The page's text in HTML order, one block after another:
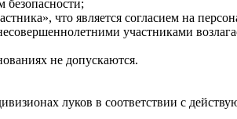
что является согласием на
участниками
не допускаются.
луков в соответствии с